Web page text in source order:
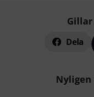
Gillar
Dela